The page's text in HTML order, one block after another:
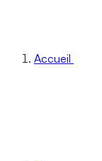
Accueil